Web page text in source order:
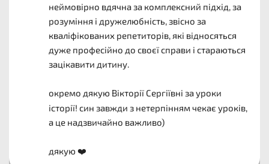
неймовірно вдячна за комплексний підхід, за
розуміння і дружелюбність, звісно за
кваліфікованих репетиторів, які відносяться
дуже професійно до своєї справи і стараються
зацікавити дитину.
окремо дякую Вікторії Сергіївні за уроки
історії! син завжди з нетерпінням чекає уроків,
а це надзвичайно важливо)
дякую ❤️